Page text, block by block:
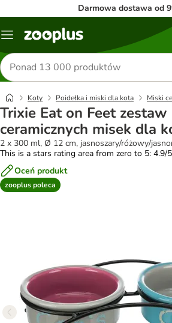
Darmowa dostawa od
Menu
Szukaj
produktów
Koty Poidełka i miski dla kota Miski
Trixie Eat on Feet zestaw
ceramicznych misek dla
2 x 300 ml, Ø 12 cm, jasnoszary/różowy/
This is a stars rating area from zero to 5: 4.9/5
Oceń produkt
zooplus poleca